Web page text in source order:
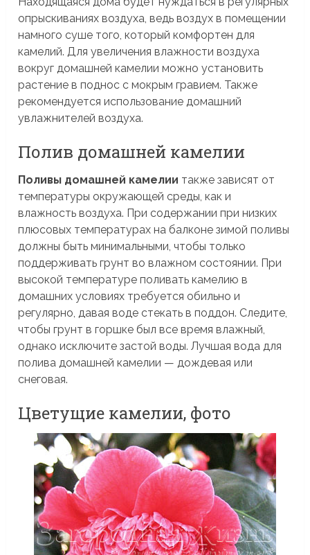
опрыскиваниях воздуха, ведь воздух в помещении
намного суше того, который комфортен для
камелий. Для увеличения влажности воздуха
вокруг домашней камелии можно установить
растение в поднос с мокрым гравием. Также
рекомендуется использование домашний
увлажнителей воздуха.
Полив домашней камелии
Поливы домашней камелии также зависят от
температуры окружающей среды, как и
влажность воздуха. При содержании при низких
плюсовых температурах на балконе зимой поливы
должны быть минимальными, чтобы только
поддерживать грунт во влажном состоянии. При
высокой температуре поливать камелию в
домашних условиях требуется обильно и
регулярно, давая воде стекать в поддон. Следите,
чтобы грунт в горшке был все время влажный,
однако исключите застой воды. Лучшая вода для
полива домашней камелии — дождевая или
снеговая.
Цветущие камелии, фото